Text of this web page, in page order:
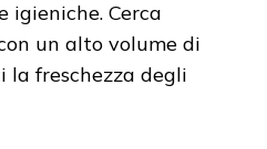
igieniche. Cerca
un alto volume di
freschezza degli